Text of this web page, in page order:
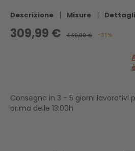
Descrizione | Misure | Dettagli
309,99 € 449,99 € -31%
Consegna in 3 - 5 giorni lavorativi
prima delle 13:00h